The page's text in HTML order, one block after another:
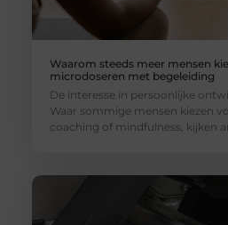
Waarom steeds meer mensen
microdoseren met begeleiding
De interesse in persoonlijke
Waar sommige mensen kiezen
coaching of mindfulness, kijken